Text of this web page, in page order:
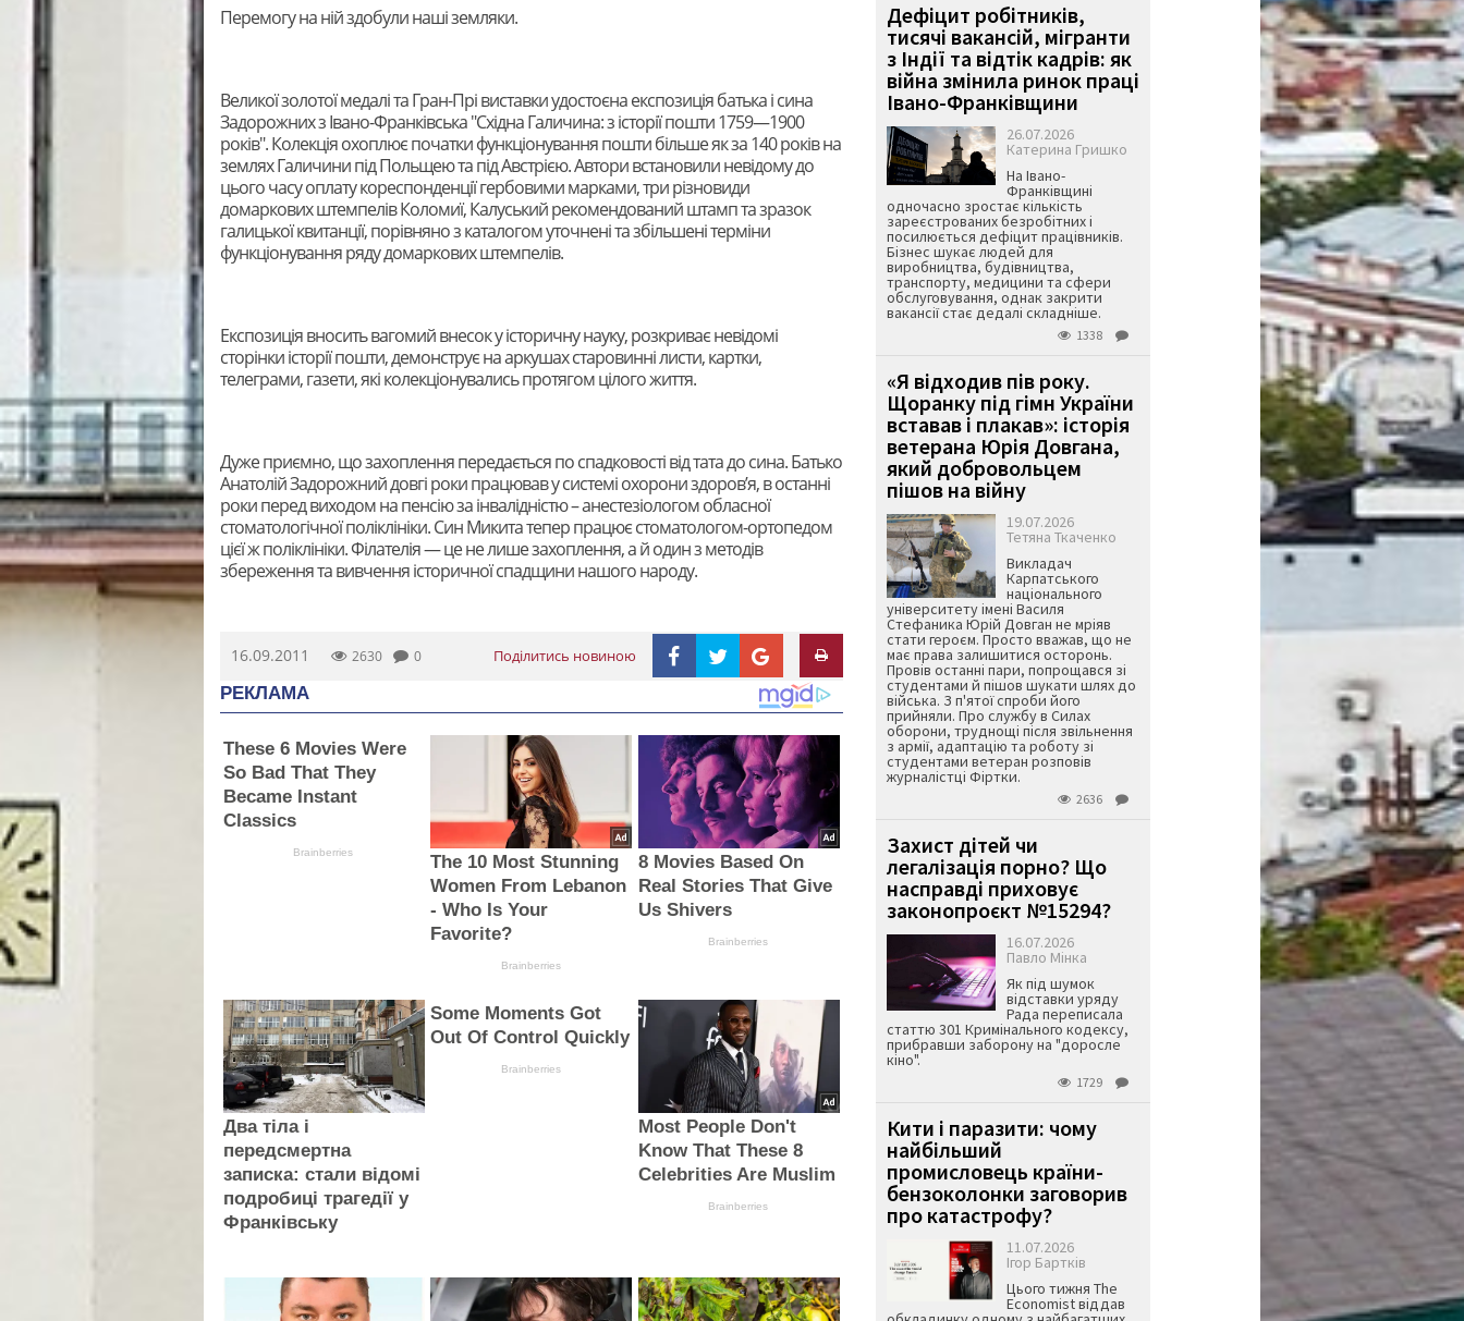
Перемогу на ній здобули наші земляки.
Великої золотої медалі та Гран-Прі виставки удостоєна експозиція батька і сина
Задорожних з Івано-Франківська "Східна Галичина: з історії пошти 1759—1900
років". Колекція охоплює початки функціонування пошти більше як за 140 років на
землях Галичини під Польщею та під Австрією. Автори встановили невідому до
цього часу оплату кореспонденції гербовими марками, три різновиди
домаркових штемпелів Коломиї, Калуський рекомендований штамп та зразок
галицької квитанції, порівняно з каталогом уточнені та збільшені терміни
функціонування ряду домаркових штемпелів.
Експозиція вносить вагомий внесок у історичну науку, розкриває невідомі
сторінки історії пошти, демонструє на аркушах старовинні листи, картки,
телеграми, газети, які колекціонувались протягом цілого життя.
Дуже приємно, що захоплення передається по спадковості від тата до сина. Батько
Анатолій Задорожний довгі роки працював у системі охорони здоров’я, в останні
роки перед виходом на пенсію за інвалідністю – анестезіологом обласної
стоматологічної поліклініки. Син Микита тепер працює стоматологом-ортопедом
цієї ж поліклініки. Філателія — це не лише захоплення, а й один з методів
збереження та вивчення історичної спадщини нашого народу.
16.09.2011 2630 0 Поділитись новиною
РЕКЛАМА
These 6 Movies Were
So Bad That They
Became Instant
Classics
Brainberries
The 10 Most Stunning
Women From Lebanon
- Who Is Your
Favorite?
Brainberries
8 Movies Based On
Real Stories That Give
Us Shivers
Brainberries
Два тіла і
передсмертна
записка: стали відомі
подробиці трагедії у
Франківську
Some Moments Got
Out Of Control Quickly
Brainberries
Most People Don't
Know That These 8
Celebrities Are Muslim
Brainberries
Дефіцит робітників,
тисячі вакансій, мігранти
з Індії та відтік кадрів: як
війна змінила ринок праці
Івано-Франківщини
26.07.2026
Катерина Гришко
На Івано-
Франківщині
одночасно зростає кількість
зареєстрованих безробітних і
посилюється дефіцит працівників.
Бізнес шукає людей для
виробництва, будівництва,
транспорту, медицини та сфери
обслуговування, однак закрити
вакансії стає дедалі складніше.
1338
«Я відходив пів року.
Щоранку під гімн України
вставав і плакав»: історія
ветерана Юрія Довгана,
який добровольцем
пішов на війну
19.07.2026
Тетяна Ткаченко
Викладач
Карпатського
національного
університету імені Василя
Стефаника Юрій Довган не мріяв
стати героєм. Просто вважав, що не
має права залишитися осторонь.
Провів останні пари, попрощався зі
студентами й пішов шукати шлях до
війська. З п'ятої спроби його
прийняли. Про службу в Силах
оборони, труднощі після звільнення
з армії, адаптацію та роботу зі
студентами ветеран розповів
журналістці Фіртки.
2636
Захист дітей чи
легалізація порно? Що
насправді приховує
законопроєкт №15294?
16.07.2026
Павло Мінка
Як під шумок
відставки уряду
Рада переписала
статтю 301 Кримінального кодексу,
прибравши заборону на "доросле
кіно".
1729
Кити і паразити: чому
найбільший
промисловець країни-
бензоколонки заговорив
про катастрофу?
11.07.2026
Ігор Бартків
Цього тижня The
Economist віддав